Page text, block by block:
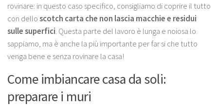
rovinare: in questo caso specifico, consigliamo di coprire il tutto
con delloscotch carta che non lascia macchie e residui
sulle superfici. Questa parte del lavoro è lunga e noiosa lo
sappiamo, ma è anche la più importante per far si che tutto
venga bene e senza rovinare la casa!
Come imbiancare casa da soli:
preparare i muri